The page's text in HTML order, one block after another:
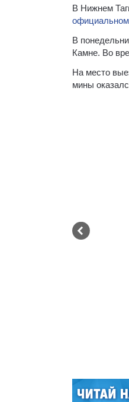
В Нижнем
официальном
В
Камне. Во
На место
мины